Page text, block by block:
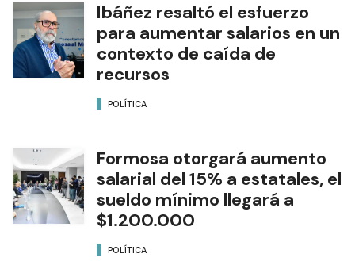
Ibáñez resaltó el esfuerzo
para aumentar salarios en un
contexto de caída de
recursos
POLÍTICA
Formosa otorgará aumento
salarial del 15% a estatales, el
sueldo mínimo llegará a
$1.200.000
POLÍTICA